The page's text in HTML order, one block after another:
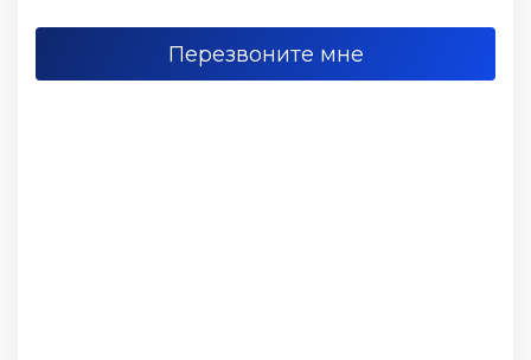
Перезвоните мне